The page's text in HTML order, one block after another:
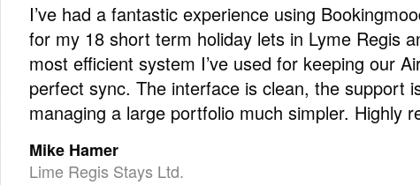
I’ve had a fantastic experience using
for my 18 short term holiday lets in Lyme Regis
most efficient system I’ve used for keeping our
perfect sync. The interface is clean, the support
managing a large portfolio much simpler. Highly
Mike Hamer
Lime Regis Stays Ltd.